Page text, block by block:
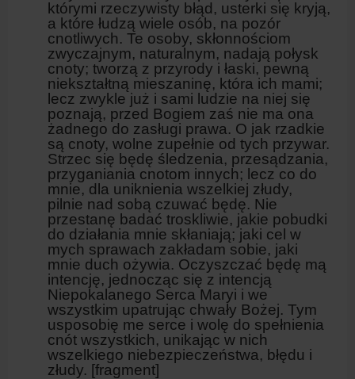
którymi rzeczywisty błąd, usterki się kryją,
a które łudzą wiele osób, na pozór
cnotliwych. Te osoby, skłonnościom
zwyczajnym, naturalnym, nadają połysk
cno­ty; tworzą z przyrody i łaski, pewną
nie­kształtną mieszaninę, która ich mami;
lecz zwykle już i sami ludzie na niej się
poznają, przed Bogiem zaś nie ma ona
żadnego do za­sługi prawa. O jak rzadkie
są cnoty, wolne zupełnie od tych przywar.
Strzec się będę śledzenia, przesądzania,
przyganiania cnotom innych; lecz co do
mnie, dla uniknienia wszelkiej złudy,
pilnie nad sobą czuwać będę. Nie
przestanę badać troskliwie, jakie pobudki
do działania mnie skłaniają; jaki cel w
mych sprawach zakładam sobie, jaki
mnie duch ożywia. Oczyszczać będę mą
inten­cję, jednocząc się z intencją
Niepokalanego Serca Maryi i we
wszystkim upatrując chwały Bożej. Tym
usposobię me serce i wolę do spełnienia
cnót wszystkich, unikając w nich
wszelkiego niebezpieczeństwa, błędu i
złudy. [fragment]